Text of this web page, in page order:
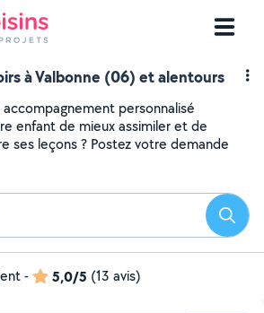
à Valbonne (06) et alentours
accompagnement personnalisé
enfant de mieux assimiler et de
ses leçons ? Postez votre demande
- 5,0/5 (13 avis)